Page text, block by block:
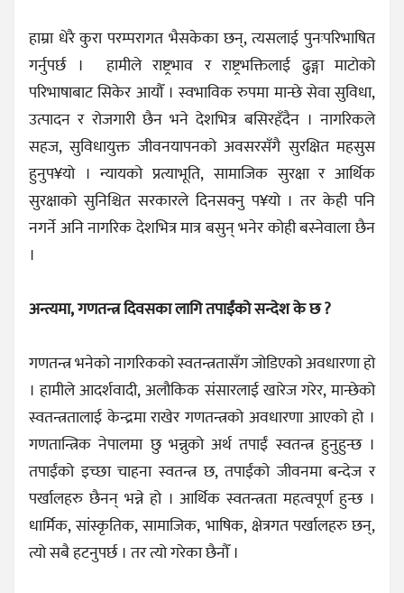
हाम्रा धेरै कुरा परम्परागत भैसकेका छन्, त्यसलाई पुनःपरिभाषित
गर्नुपर्छ ।
हामीले राष्ट्रभाव र राष्ट्रभक्तिलाई ढुङ्गा माटोको
परिभाषाबाट सिकेर आयौँ । स्वभाविक रुपमा मान्छे सेवा सुविधा,
उत्पादन र रोजगारी छैन भने देशभित्र बसिरहँदैन । नागरिकले
सहज, सुविधायुक्त जीवनयापनको अवसरसँगै सुरक्षित महसुस
हुनुप¥यो । न्यायको प्रत्याभूति, सामाजिक सुरक्षा र आर्थिक
सुरक्षाको सुनिश्चित सरकारले दिनसक्नु प¥यो । तर केही पनि
नगर्ने अनि नागरिक देशभित्र मात्र बसुन् भनेर कोही बस्नेवाला छैन
।
अन्त्यमा, गणतन्त्र दिवसका लागि तपाईंको सन्देश के छ ?
गणतन्त्र भनेको नागरिकको स्वतन्त्रतासँग जोडिएको अवधारणा हो
। हामीले आदर्शवादी, अलौकिक संसारलाई खारेज गरेर, मान्छेको
स्वतन्त्रतालाई केन्द्रमा राखेर गणतन्त्रको अवधारणा आएको हो ।
गणतान्त्रिक नेपालमा छु भन्नुको अर्थ तपाईं स्वतन्त्र हुनुहुन्छ ।
तपाईंको इच्छा चाहना स्वतन्त्र छ, तपाईंको जीवनमा बन्देज र
पर्खालहरु छैनन् भन्ने हो । आर्थिक स्वतन्त्रता महत्वपूर्ण हुन्छ ।
धार्मिक, सांस्कृतिक, सामाजिक, भाषिक, क्षेत्रगत पर्खालहरु छन्,
त्यो सबै हटनुपर्छ । तर त्यो गरेका छैनौँ ।